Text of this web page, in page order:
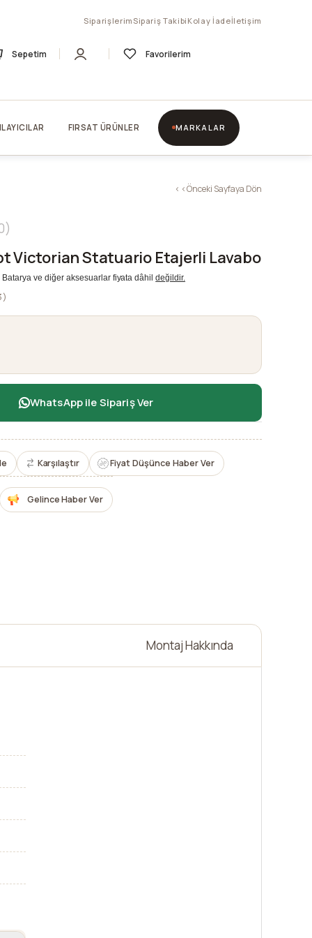
Siparişlerim Sipariş Takibi Kolay İadeİletişim
Sepetim Favorilerim
FIRSAT ÜRÜNLER MARKALAR
< < Önceki Sayfaya Dön
Victorian Statuario Etajerli Lavabo
Batarya ve diğer aksesuarlar fiyata dâhildeğildir.
WhatsApp ile Sipariş Ver
Karşılaştır Fiyat Düşünce Haber Ver
Gelince Haber Ver
Montaj Hakkında